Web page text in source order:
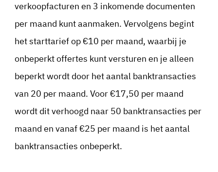
verkoopfacturen en 3 inkomende documenten
per maand kunt aanmaken. Vervolgens begint
het starttarief op €10 per maand, waarbij je
onbeperkt offertes kunt versturen en je alleen
beperkt wordt door het aantal banktransacties
van 20 per maand. Voor €17,50 per maand
wordt dit verhoogd naar 50 banktransacties per
maand en vanaf €25 per maand is het aantal
banktransacties onbeperkt.